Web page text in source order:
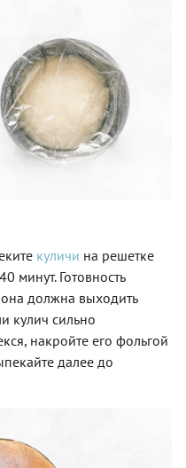
куличи на решетке
минут. Готовность
должна выходить
кулич сильно
накройте его фольгой
далее до